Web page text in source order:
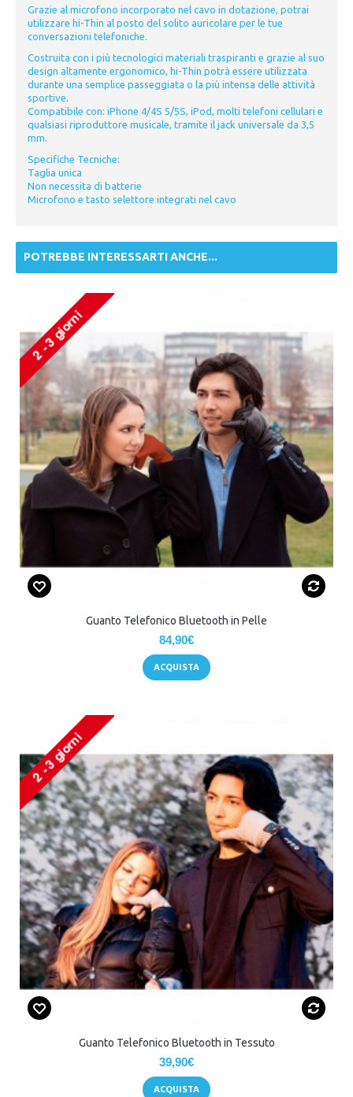
Grazie al microfono incorporato nel cavo in dotazione, potrai
utilizzare hi-Thin al posto del solito auricolare per le tue
conversazioni telefoniche.
Costruita con i più tecnologici materiali traspiranti e grazie al suo
design altamente ergonomico, hi-Thin potrà essere utilizzata
durante una semplice passeggiata o la più intensa delle attività
sportive.
Compatibile con: iPhone 4/4S 5/5S, iPod, molti telefoni cellulari e
qualsiasi riproduttore musicale, tramite il jack universale da 3,5
mm.
Specifiche Tecniche:
Taglia unica
Non necessita di batterie
Microfono e tasto selettore integrati nel cavo
POTREBBE INTERESSARTI ANCHE...
Guanto Telefonico Bluetooth in Pelle
84,90€
ACQUISTA
Guanto Telefonico Bluetooth in Tessuto
39,90€
ACQUISTA